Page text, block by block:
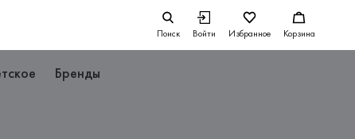
Поиск Войти Избранное Корзина
Бренды